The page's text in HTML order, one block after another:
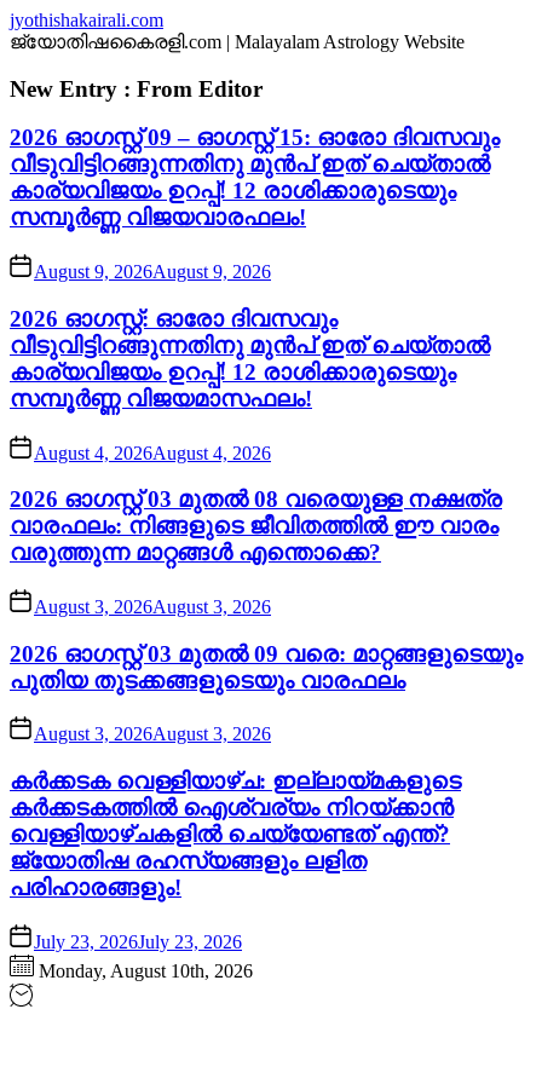
Skip
to
content
jyothishakairali.com
ജ്യോതിഷകൈരളി.com | Malayalam Astrology Website
New Entry : From Editor
2026 ഓഗസ്റ്റ് 09 – ഓഗസ്റ്റ് 15: ഓരോ ദിവസവും
വീടുവിട്ടിറങ്ങുന്നതിനു മുൻപ് ഇത് ചെയ്താൽ
കാര്യവിജയം ഉറപ്പ്! 12 രാശിക്കാരുടെയും
സമ്പൂർണ്ണ വിജയവാരഫലം!
August 9, 2026August 9, 2026
2026 ഓഗസ്റ്റ്: ഓരോ ദിവസവും
വീടുവിട്ടിറങ്ങുന്നതിനു മുൻപ് ഇത് ചെയ്താൽ
കാര്യവിജയം ഉറപ്പ്! 12 രാശിക്കാരുടെയും
സമ്പൂർണ്ണ വിജയമാസഫലം!
August 4, 2026August 4, 2026
2026 ഓഗസ്റ്റ് 03 മുതൽ 08 വരെയുള്ള നക്ഷത്ര
വാരഫലം: നിങ്ങളുടെ ജീവിതത്തിൽ ഈ വാരം
വരുത്തുന്ന മാറ്റങ്ങൾ എന്തൊക്കെ?
August 3, 2026August 3, 2026
2026 ഓഗസ്റ്റ് 03 മുതൽ 09 വരെ: മാറ്റങ്ങളുടെയും
പുതിയ തുടക്കങ്ങളുടെയും വാരഫലം
August 3, 2026August 3, 2026
കർക്കടക വെള്ളിയാഴ്ച: ഇല്ലായ്മകളുടെ
കർക്കടകത്തിൽ ഐശ്വര്യം നിറയ്ക്കാൻ
വെള്ളിയാഴ്ചകളിൽ ചെയ്യേണ്ടത് എന്ത്?
ജ്യോതിഷ രഹസ്യങ്ങളും ലളിത
പരിഹാരങ്ങളും!
July 23, 2026July 23, 2026
Monday, August 10th, 2026